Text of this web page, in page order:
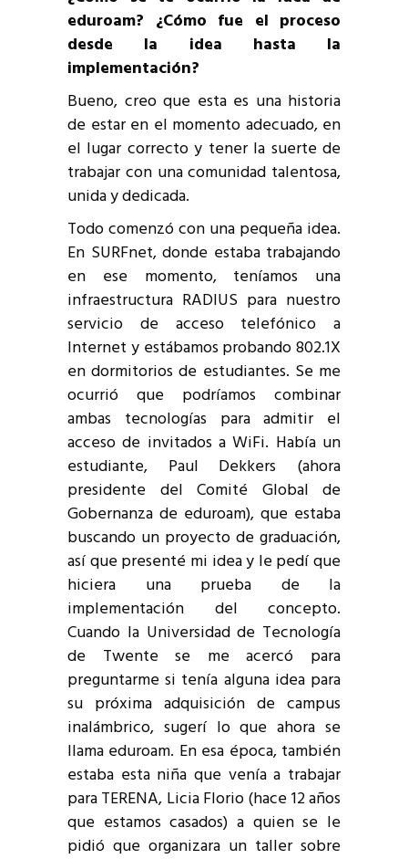
eduroam? ¿Cómo fue el proceso
desde la idea hasta la
implementación?
Bueno, creo que esta es una historia
de estar en el momento adecuado, en
el lugar correcto y tener la suerte de
trabajar con una comunidad talentosa,
unida y dedicada.
Todo comenzó con una pequeña idea.
En SURFnet, donde estaba trabajando
en ese momento, teníamos una
infraestructura RADIUS para nuestro
servicio de acceso telefónico a
Internet y estábamos probando 802.1X
en dormitorios de estudiantes. Se me
ocurrió que podríamos combinar
ambas tecnologías para admitir el
acceso de invitados a WiFi. Había un
estudiante, Paul Dekkers (ahora
presidente del Comité Global de
Gobernanza de eduroam), que estaba
buscando un proyecto de graduación,
así que presenté mi idea y le pedí que
hiciera una prueba de la
implementación del concepto.
Cuando la Universidad de Tecnología
de Twente se me acercó para
preguntarme si tenía alguna idea para
su próxima adquisición de campus
inalámbrico, sugerí lo que ahora se
llama eduroam. En esa época, también
estaba esta niña que venía a trabajar
para TERENA, Licia Florio (hace 12 años
que estamos casados) a quien se le
pidió que organizara un taller sobre